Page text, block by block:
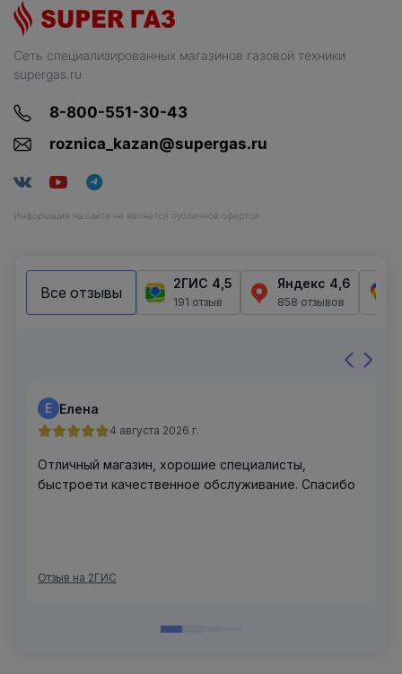
Сеть специализированных магазинов газовой техники
supergas.ru
8-800-551-30-43
roznica_kazan@supergas.ru
Информация на сайте не является публичной офертой